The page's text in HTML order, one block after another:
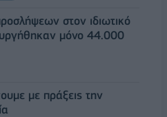
στον ιδιωτικό
μόνο 44.000
με πράξεις την